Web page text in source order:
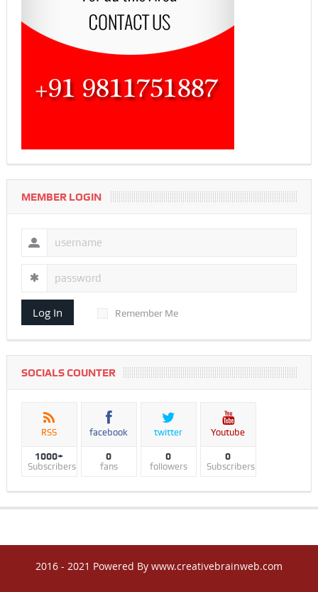
MEMBER LOGIN
Log In Remember Me
SOCIALS COUNTER
RSS
1000+
Subscribers
facebook
0
fans
twitter
0
followers
Youtube
0
Subscribers
2016 - 2021 Powered By www.creativebrainweb.com